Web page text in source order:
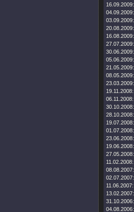
16.09.2009:
04.09.2009:
03.09.2009:
20.08.2009:
16.08.2009:
27.07.2009:
30.06.2009:
05.06.2009:
21.05.2009:
08.05.2009:
23.03.2009:
19.11.2008:
06.11.2008:
30.10.2008:
28.10.2008:
19.07.2008:
01.07.2008:
23.06.2008:
19.06.2008:
27.05.2008:
11.02.2008:
08.08.2007:
02.07.2007:
11.06.2007:
13.02.2007:
31.10.2006:
04.08.2006: